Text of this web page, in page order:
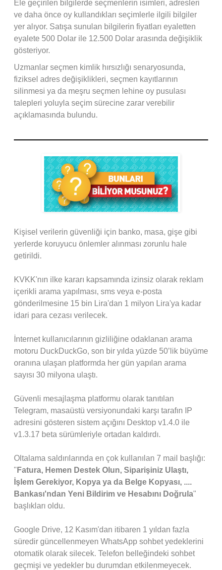
Ele geçirilen bilgilerde seçmenlerin isimleri, adresleri
ve daha önce oy kullandıkları seçimlerle ilgili bilgiler
yer alıyor. Satışa sunulan bilgilerin fiyatları eyaletten
eyalete 500 Dolar ile 12.500 Dolar arasında değişiklik
gösteriyor.
Uzmanlar seçmen kimlik hırsızlığı senaryosunda,
fiziksel adres değişiklikleri, seçmen kayıtlarının
silinmesi ya da meşru seçmen lehine oy pusulası
talepleri yoluyla seçim sürecine zarar verebilir
açıklamasında bulundu.
Kişisel verilerin güvenliği için banko, masa, gişe gibi
yerlerde koruyucu önlemler alınması zorunlu hale
getirildi.
KVKK'nın ilke kararı kapsamında izinsiz olarak reklam
içerikli arama yapılması, sms veya e-posta
gönderilmesine 15 bin Lira'dan 1 milyon Lira'ya kadar
idari para cezası verilecek.
İnternet kullanıcılarının gizliliğine odaklanan arama
motoru DuckDuckGo, son bir yılda yüzde 50’lik büyüme
oranına ulaşan platformda her gün yapılan arama
sayısı 30 milyona ulaştı.
Güvenli mesajlaşma platformu olarak tanıtılan
Telegram, masaüstü versiyonundaki karşı tarafın IP
adresini gösteren sistem açığını Desktop v1.4.0 ile
v1.3.17 beta sürümleriyle ortadan kaldırdı.
Oltalama saldırılarında en çok kullanılan 7 mail başlığı:
" Fatura, Hemen Destek Olun, Siparişiniz Ulaştı,
İşlem Gerekiyor, Kopya ya da Belge Kopyası, ....
Bankası'ndan Yeni Bildirim ve Hesabını Doğrula"
başlıkları oldu.
Google Drive, 12 Kasım'dan itibaren 1 yıldan fazla
süredir güncellenmeyen WhatsApp sohbet yedeklerini
otomatik olarak silecek. Telefon belleğindeki sohbet
geçmişi ve yedekler bu durumdan etkilenmeyecek.